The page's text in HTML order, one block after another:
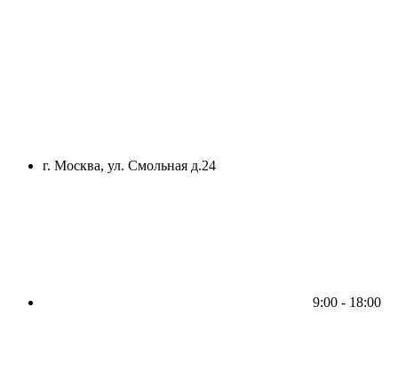
г. Москва, ул. Смольная д.24
9:00 - 18:00